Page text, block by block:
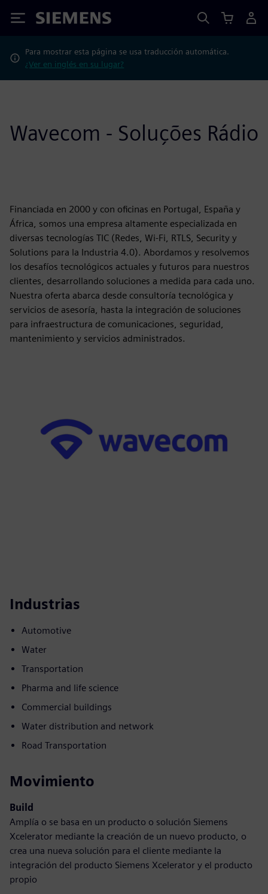
Siemens
Para mostrar esta página se usa traducción automática.
¿Ver en inglés en su lugar?
Wavecom - Soluções Rádio
Financiada en 2000 y con oficinas en Portugal, España y
África, somos una empresa altamente especializada en
diversas tecnologías TIC (Redes, Wi-Fi, RTLS, Security y
Solutions para la Industria 4.0). Abordamos y resolvemos
los desafíos tecnológicos actuales y futuros para nuestros
clientes, desarrollando soluciones a medida para cada uno.
Nuestra oferta abarca desde consultoría tecnológica y
servicios de asesoría, hasta la integración de soluciones
para infraestructura de comunicaciones, seguridad,
mantenimiento y servicios administrados.
Industrias
Automotive
Water
Transportation
Pharma and life science
Commercial buildings
Water distribution and network
Road Transportation
Movimiento
Build
Amplía o se basa en un producto o solución Siemens
Xcelerator mediante la creación de un nuevo producto, o
crea una nueva solución para el cliente mediante la
integración del producto Siemens Xcelerator y el producto
propio